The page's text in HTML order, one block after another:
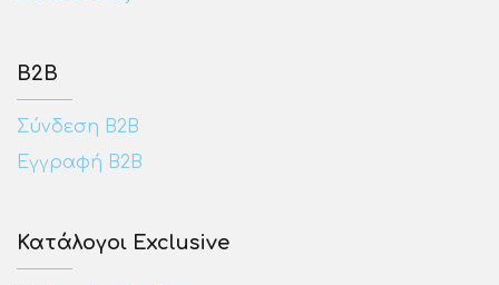
Β2Β
Σύνδεση Β2Β
Εγγραφή Β2Β
Κατάλογοι Exclusive